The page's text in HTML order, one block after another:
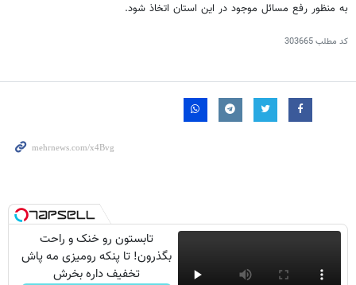
به منظور رفع مسائل موجود در اين استان اتخاذ شود.
کد مطلب303665
تابستون رو خنک و راحت
بگذرون! تا پنکه رومیزی مه پاش
تخفیف داره بخرش